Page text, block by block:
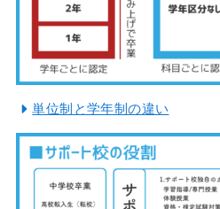
単位制と学年制の違い